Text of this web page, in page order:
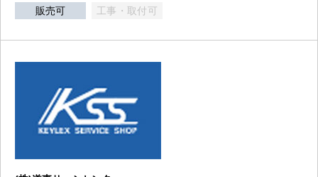
販売可 工事・取付可